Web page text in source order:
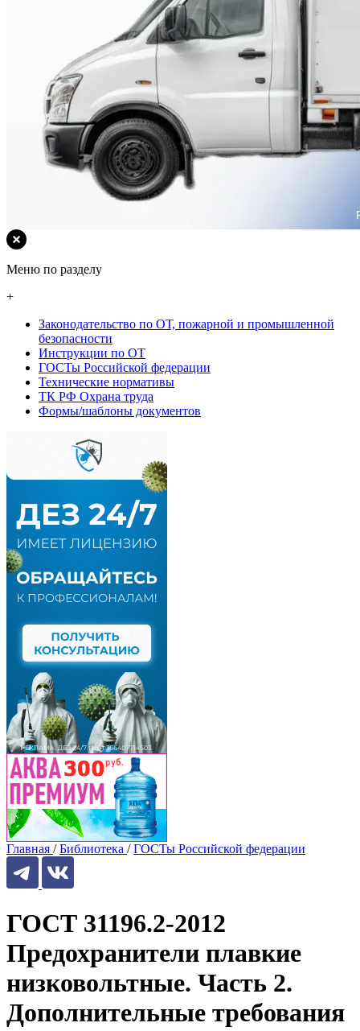
Меню по разделу
+
Законодательство по ОТ, пожарной и промышленной
безопасности
Инструкции по ОТ
ГОСТы Российской федерации
Технические нормативы
ТК РФ Охрана труда
Формы/шаблоны документов
Главная / Библиотека / ГОСТы Российской федерации
ГОСТ 31196.2-2012
Предохранители плавкие
низковольтные. Часть 2.
Дополнительные требования